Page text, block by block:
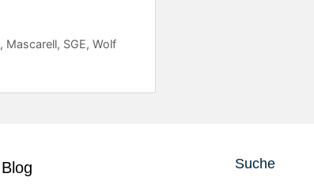
, Mascarell, SGE,Wolf
Blog Suche